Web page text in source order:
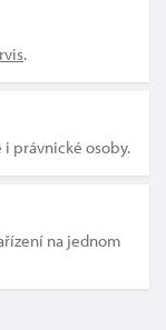
.
právnické osoby.
na jednom